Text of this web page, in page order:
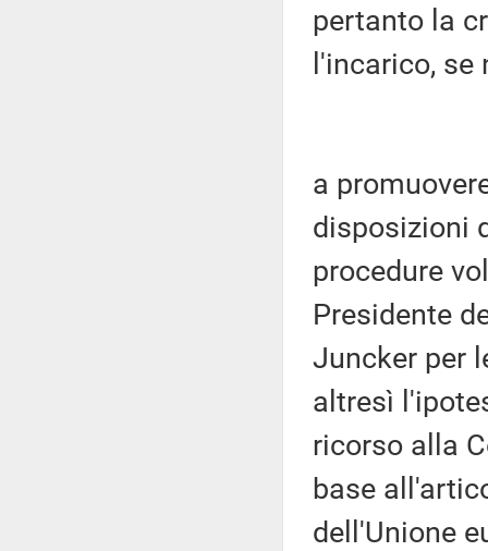
pertanto la
l'incarico, se
a
disposizioni
procedure
Presidente
Juncker per
altresì
ricorso alla
base
dell'Unione